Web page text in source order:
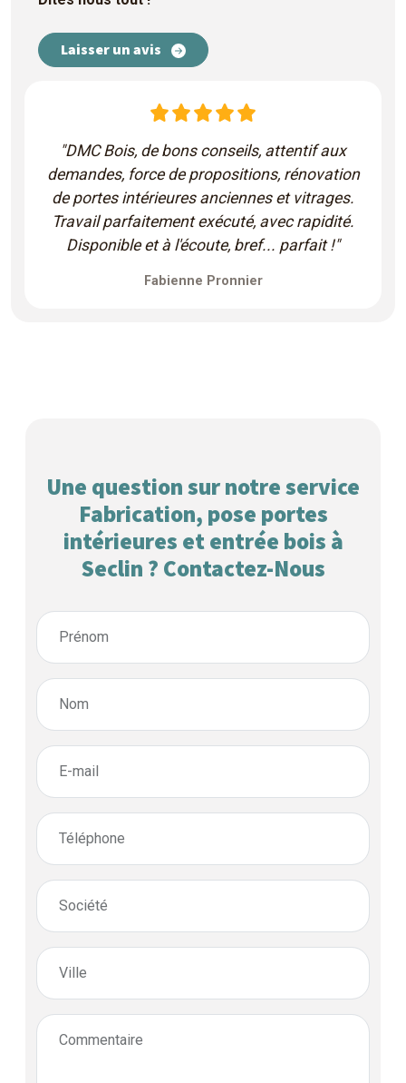
Laisser un avis
"DMC Bois, de bons conseils, attentif aux
demandes, force de propositions, rénovation
de portes intérieures anciennes et vitrages.
Travail parfaitement exécuté, avec rapidité.
Disponible et à l'écoute, bref... parfait !"
Fabienne Pronnier
Une question sur notre service
Fabrication, pose portes
intérieures et entrée bois à
Seclin ? Contactez-Nous
Prénom
Nom
E-mail
Téléphone
Société
Ville
Commentaire